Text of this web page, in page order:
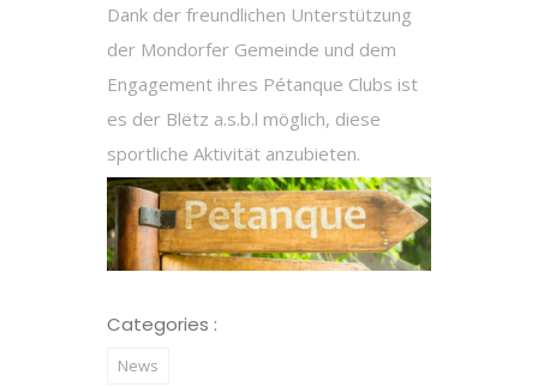
Dank der freundlichen Unterstützung
der Mondorfer Gemeinde und dem
Engagement ihres Pétanque Clubs ist
es der Blëtz a.s.b.l möglich, diese
sportliche Aktivität anzubieten.
Categories :
News